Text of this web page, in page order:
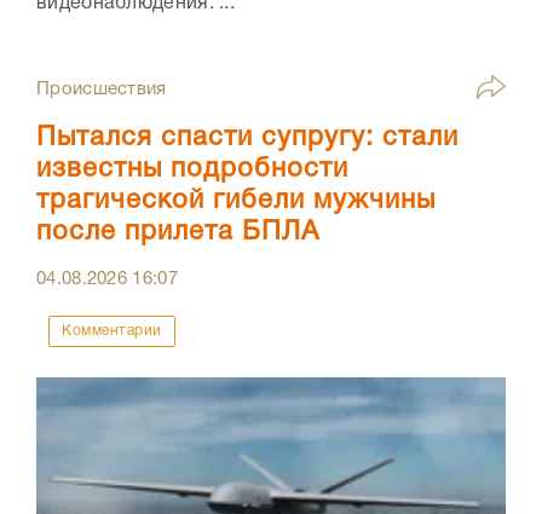
видеонаблюдения. ...
Происшествия
Пытался спасти супругу: стали
известны подробности
трагической гибели мужчины
после прилета БПЛА
04.08.2026 16:07
Комментарии